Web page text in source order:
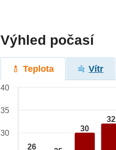
Výhled počasí
Teplota Vítr
26
30
32
40
35
30